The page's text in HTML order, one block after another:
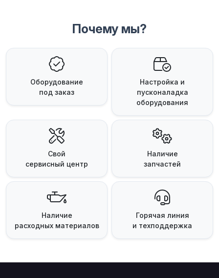
Почему мы?
Оборудование
под заказ
Настройка и
пусконаладка
оборудования
Свой
сервисный центр
Наличие
запчастей
Наличие
расходных материалов
Горячая линия
и техподдержка